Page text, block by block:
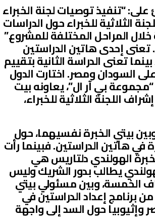
“تنفيذ توصيات لجنة الخبراء
الثلاثية للخبراء حول الدراسات
خلال المراحل المختلفة للمشروع.”
تعنى إحدى هاتين الدراستين
تعنى الدراسة الثانية بتقييم
السودان ومصر. اختارت الدول
الخبرة الفرنسي “مجموعة بي آر ال”، يعاونه بيت
اللجنة الثلاثية للخبراء،
بيتي الخبرة نفسيهما، حول
هاتين الدراستين. فبينما رأت
الهولندي دلتاريس هي
يطالب بدور الشريك وليس
الخمسة، وبين مسئولي بيتي
برنامج إعداد الدراستين في
بين مصر وإثيوبيا حول السد إلى واجهة